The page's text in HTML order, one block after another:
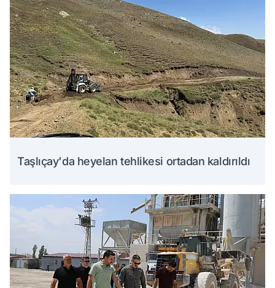
Taşlıçay'da heyelan tehlikesi ortadan kaldırıldı